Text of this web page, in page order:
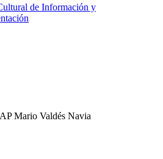
de Información y
Mario Valdés Navia